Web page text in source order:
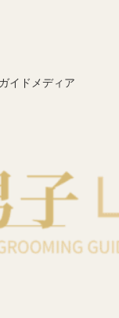
イドメディア